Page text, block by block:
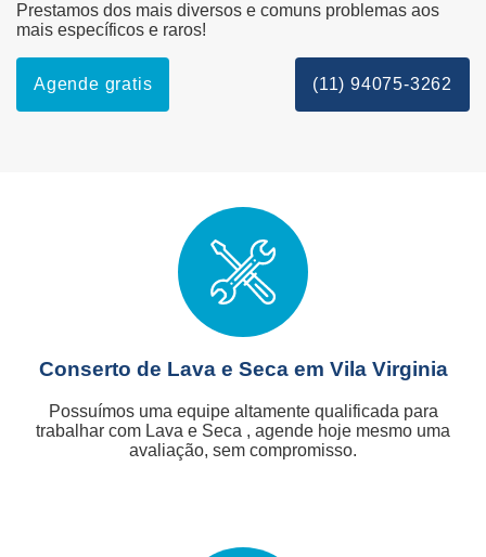
Prestamos dos mais diversos e comuns problemas aos
mais específicos e raros!
Agende gratis (11) 94075-3262
Conserto de Lava e Seca em Vila Virginia
Possuímos uma equipe altamente qualificada para
trabalhar com Lava e Seca , agende hoje mesmo uma
avaliação, sem compromisso.